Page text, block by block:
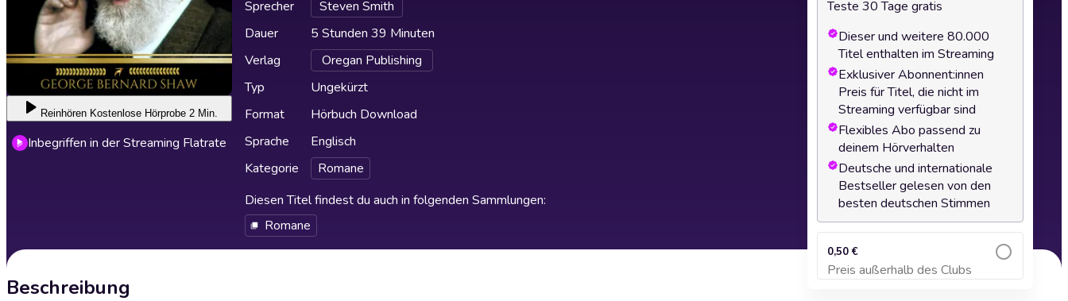
Reinhören Kostenlose Hörprobe 2 Min.
Inbegriffen in der Streaming Flatrate
Sprecher
Steven Smith
Dauer
5 Stunden 39 Minuten
Verlag
Oregan Publishing
Typ
Ungekürzt
Format
Hörbuch Download
Sprache
Englisch
Kategorie
Romane
Diesen Titel findest du auch in folgenden Sammlungen:
Romane
Beschreibung
Teste 30 Tage gratis
Dieser und weitere 80.000
Titel enthalten im Streaming
Exklusiver Abonnent:innen
Preis für Titel, die nicht im
Streaming verfügbar sind
Flexibles Abo passend zu
deinem Hörverhalten
Deutsche und internationale
Bestseller gelesen von den
besten deutschen Stimmen
0,50 €
Preis außerhalb des Clubs
Zum Warenkorb hinzufügen